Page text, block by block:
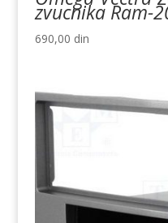
zvucnika Ram-
690,00 din